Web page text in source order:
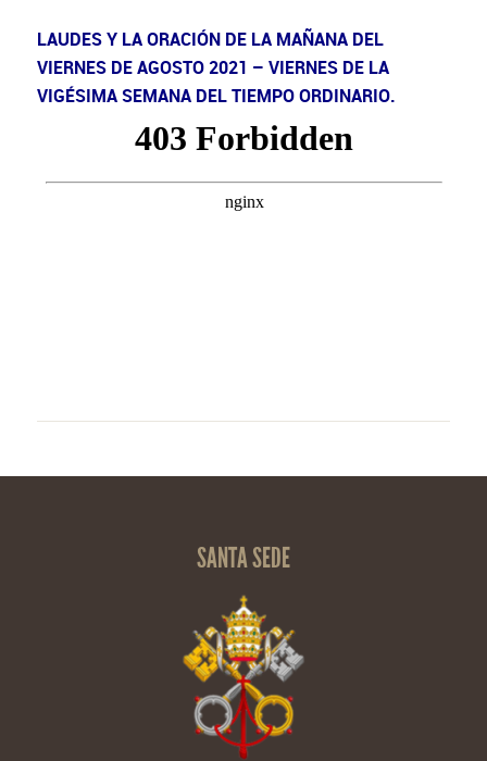
LAUDES Y LA ORACIÓN DE LA MAÑANA DEL
VIERNES DE AGOSTO 2021 – VIERNES DE LA
VIGÉSIMA SEMANA DEL TIEMPO ORDINARIO.
SANTA SEDE